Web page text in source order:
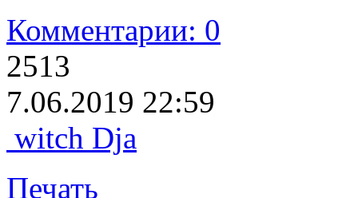
Комментарии: 0
2513
7.06.2019 22:59
witch Dja
Печать